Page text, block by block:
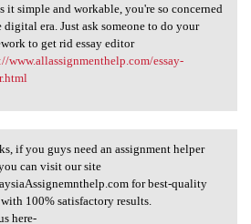
it simple and workable, you're so concerned
digital era. Just ask someone to do your
to get rid essay editor
www.allassignmenthelp.com/essay-
if you guys need an
if you guys need an assignment helper
can visit our site
for best-quality
100% satisfactory results.
here-